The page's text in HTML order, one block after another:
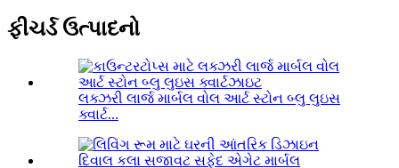
ફીચર્ડ ઉત્પાદનો
લક્ઝરી લાર્જ માર્બલ વોલ આર્ટ સ્ટોન બ્લુ લુઇસ
ક્વાર્ટ...